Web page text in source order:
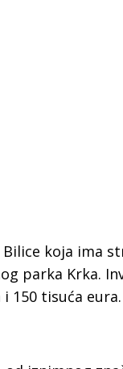
koja ima
parka Krka.
150 tisuća eura.